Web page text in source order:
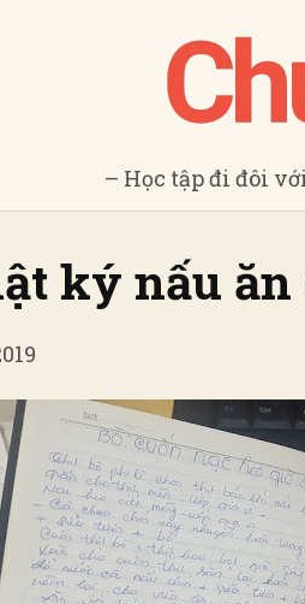
– Học tập đi đôi
ký nấu ăn